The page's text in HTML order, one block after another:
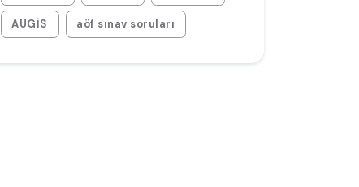
AUGİS aöf sınav soruları